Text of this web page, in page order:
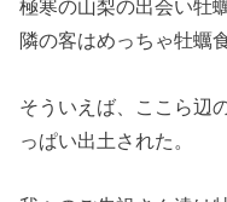
極寒の山梨の出会い牡
隣の客はめっちゃ牡蠣
そういえば、ここら辺
っぱい出土された。